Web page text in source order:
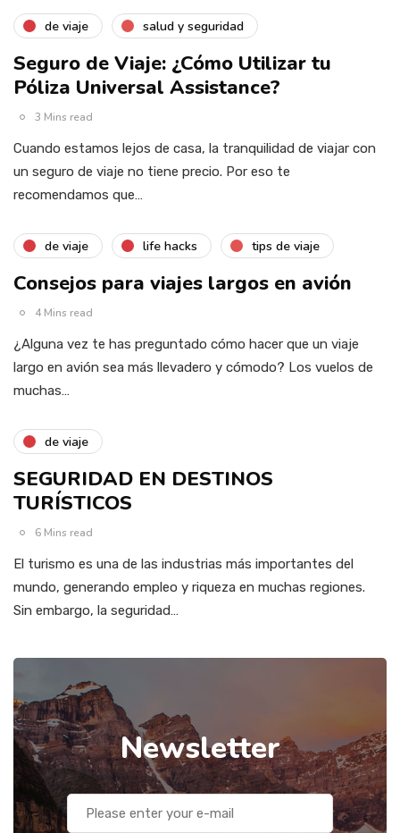
de viaje salud y seguridad
Seguro de Viaje: ¿Cómo Utilizar tu
Póliza Universal Assistance?
3 Mins read
Cuando estamos lejos de casa, la tranquilidad de viajar con
un seguro de viaje no tiene precio. Por eso te
recomendamos que…
de viaje life hacks tips de viaje
Consejos para viajes largos en avión
4 Mins read
¿Alguna vez te has preguntado cómo hacer que un viaje
largo en avión sea más llevadero y cómodo? Los vuelos de
muchas…
de viaje
SEGURIDAD EN DESTINOS
TURÍSTICOS
6 Mins read
El turismo es una de las industrias más importantes del
mundo, generando empleo y riqueza en muchas regiones.
Sin embargo, la seguridad…
Newsletter